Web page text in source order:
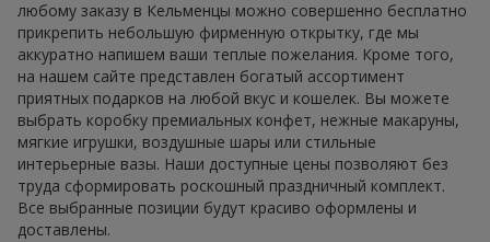
любому заказу в Кельменцы можно совершенно бесплатно
прикрепить небольшую фирменную открытку, где мы
аккуратно напишем ваши теплые пожелания. Кроме того,
на нашем сайте представлен богатый ассортимент
приятных подарков на любой вкус и кошелек. Вы можете
выбрать коробку премиальных конфет, нежные макаруны,
мягкие игрушки, воздушные шары или стильные
интерьерные вазы. Наши доступные цены позволяют без
труда сформировать роскошный праздничный комплект.
Все выбранные позиции будут красиво оформлены и
доставлены.